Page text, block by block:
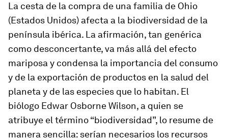
La cesta de la compra de una familia de Ohio
(Estados Unidos) afecta a la biodiversidad de la
península ibérica. La afirmación, tan genérica
como desconcertante, va más allá del efecto
mariposa y condensa la importancia del consumo
y de la exportación de productos en la salud del
planeta y de las especies que lo habitan. El
biólogo Edwar Osborne Wilson, a quien se
atribuye el término “biodiversidad”, lo resume de
manera sencilla: serían necesarios los recursos